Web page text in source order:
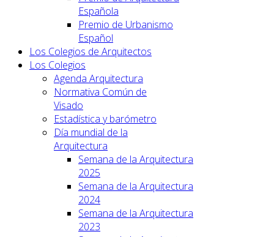
Española
Premio de Urbanismo
Español
Los Colegios de Arquitectos
Los Colegios
Agenda Arquitectura
Normativa Común de
Visado
Estadística y barómetro
Día mundial de la
Arquitectura
Semana de la Arquitectura
2025
Semana de la Arquitectura
2024
Semana de la Arquitectura
2023